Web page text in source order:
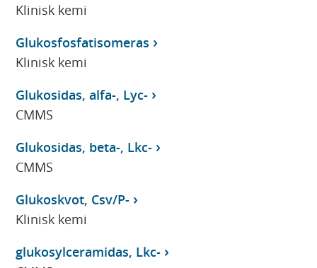
Klinisk kemi
Glukosfosfatisomeras
Klinisk kemi
Glukosidas, alfa-, Lyc-
CMMS
Glukosidas, beta-, Lkc-
CMMS
Glukoskvot, Csv/P-
Klinisk kemi
glukosylceramidas, Lkc-